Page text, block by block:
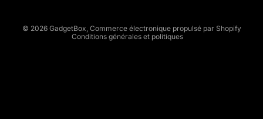
© 2026 GadgetBox Commerce électronique propulsé par Shopify
Conditions générales et politiques